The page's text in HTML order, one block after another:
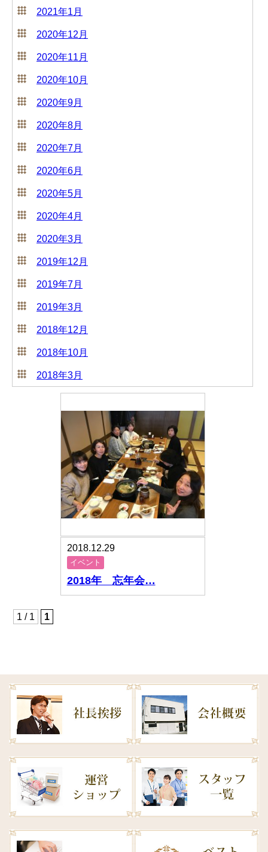
2021年1月
2020年12月
2020年11月
2020年10月
2020年9月
2020年8月
2020年7月
2020年6月
2020年5月
2020年4月
2020年3月
2019年12月
2019年7月
2019年3月
2018年12月
2018年10月
2018年3月
2018.12.29
イベント
2018年 忘年会…
1 / 1 1